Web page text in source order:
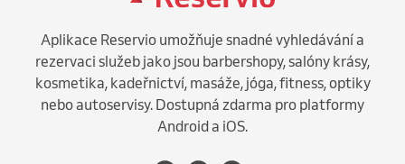
Aplikace Reservio umožňuje snadné vyhledávání a
rezervaci služeb jako jsou barbershopy, salóny krásy,
kosmetika, kadeřnictví, masáže, jóga, fitness, optiky
nebo autoservisy. Dostupná zdarma pro platformy
Android a iOS.